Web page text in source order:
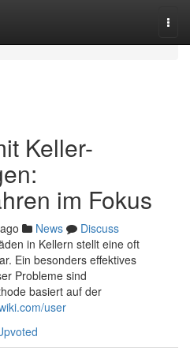
Keller-
im Fokus
News
Discuss
in Kellern stellt eine oft
Ein besonders effektives
Probleme sind
basiert auf der
user